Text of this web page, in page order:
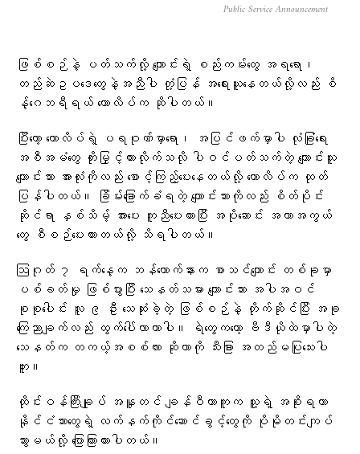
Public Service Announcement
ဖြစ်စဉ်နဲ့ ပတ်သက်လို့ ကျောင်းရဲ့ စည်းကမ်းတွေ အရရော၊
တည်ဆဲဥပဒေတွေနဲ့အညီပါ တုံ့ပြန် အရေးယူနေတယ်လို့လည်း စိ
န့်ဂေဘရီရယ် ကောလိပ်က ဆိုပါတယ်။
ပြီးတော့ ကောလိပ်ရဲ့ ပရဝုဏ်မှာရော၊ အပြင်ဖက်မှာပါ လုံခြုံရေး
အစီအမံတွေ တိုးမြှင့်ထားလိုက်သလို ပါဝင်ပတ်သက်တဲ့ ကျောင်းသူ
ကျောင်းသား အားလုံးကိုလည်း စောင့်ကြည့်ပေးနေတယ်လို့ ကောလိပ်က ထုတ်
ပြန်ပါတယ်။ ခြိမ်းခြောက်ခံရတဲ့ ကျောင်းသားကိုလည်း စိတ်ပိုင်း
ဆိုင်ရာ နှစ်သိမ့် အားပေး ကူညီပေးထားပြီး အပိုဆောင်း အကာအကွယ်
တွေ စီစဉ်ပေးထားတယ်လို့ သိရပါတယ်။
ဩဂုတ် ၇ ရက်နေ့က ဘန်ကောက်နားက စာသင်ကျောင်း တစ်ခုမှာ
ပစ်ခတ်မှု ဖြစ်ပွားပြီး သေနတ်သမား ကျောင်းသား အပါအဝင်
စုစုပေါင်း လူ ၉ ဦး သေဆုံးခဲ့တဲ့ ဖြစ်စဉ်နဲ့ တိုက်ဆိုင်ပြီး အခု
ကြေညာချက်လည်း ထွက်ပေါ်လာတာပါ။ ရဲတွေကတော့ ဗီဒီယိုထဲမှာပါတဲ့
သေနတ်က တကယ့်အစစ်လား ဆိုတာကို သီးခြား အတည်မပြုသေးပါ
ဘူး။
ထိုင်းဝန်ကြီးချုပ် အနူတင် ချန်ဝီယာကူက သူ့ရဲ့ အစိုးရဟာ
နိုင်ငံသားတွေရဲ့ လက်နက်ကိုင်ဆောင်ခွင့်တွေကို ပိုမိုတင်းကျပ်
သွားမယ်လို့ ပြောကြားထားပါတယ်။